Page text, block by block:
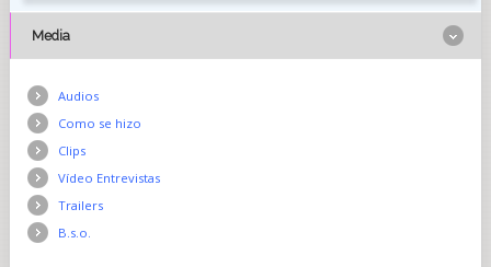
Media
Audios
Como se hizo
Clips
Vídeo Entrevistas
Trailers
B.s.o.